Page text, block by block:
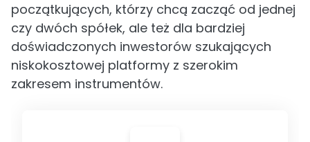
początkujących, którzy chcą zacząć od jednej
czy dwóch spółek, ale też dla bardziej
doświadczonych inwestorów szukających
niskokosztowej platformy z szerokim
zakresem instrumentów.